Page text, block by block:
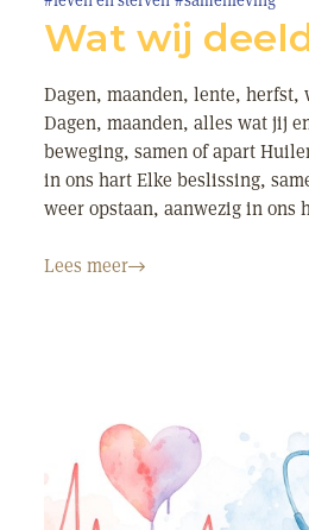
Wat wij
Dagen, maanden, lente, herfst,
Dagen, maanden, alles wat jij
beweging, samen of apart
in ons hart Elke beslissing,
weer opstaan, aanwezig in ons
Lees meer